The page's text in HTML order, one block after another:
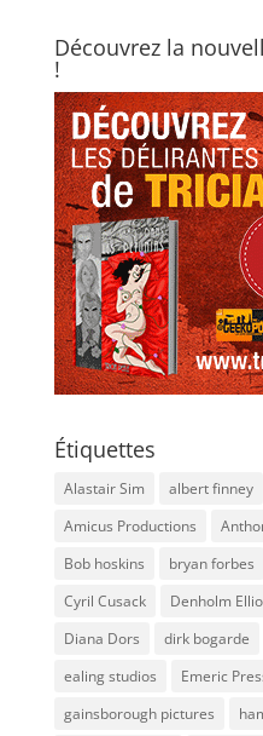
Découvrez la
!
Étiquettes
Alastair Sim albert finney
Amicus Productions
Bob hoskins
bryan forbes
Cyril Cusack
Denholm
Diana Dors
dirk bogarde
ealing studios
Emeric
gainsborough pictures